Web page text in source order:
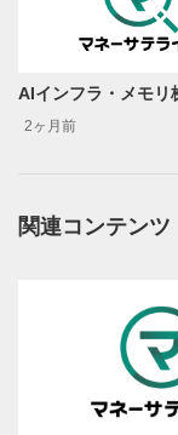
画質/再生
画質の選択/再
動画が全画面
2ヶ月前
関連コンテンツ